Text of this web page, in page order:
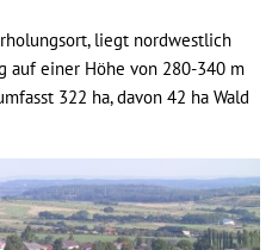
liegt nordwestlich
auf einer Höhe von 280-340 m
322 ha, davon 42 ha Wald